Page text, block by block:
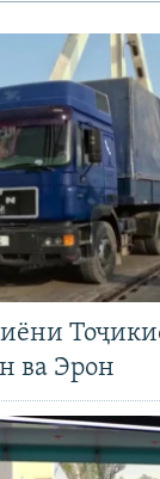
ва Эрон